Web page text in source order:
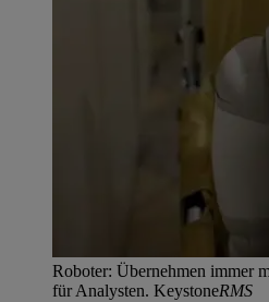
Roboter: Übernehmen immer
für Analysten. KeystoneRMS